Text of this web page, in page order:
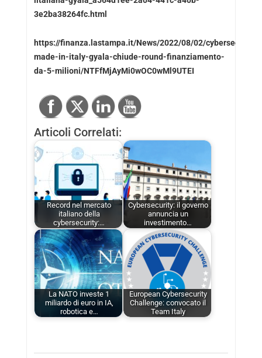
3e2ba38264fc.html
https://finanza.lastampa.it/News/2022/08/02/cybersecurity-
made-in-italy-gyala-chiude-round-finanziamento-
da-5-milioni/NTFfMjAyMi0wOC0wMl9UTEI
Articoli Correlati:
Record nel mercato
italiano della
cybersecurity:…
Cybersecurity: il governo
annuncia un
investimento…
La NATO investe 1
miliardo di euro in IA,
robotica e…
European Cybersecurity
Challenge: convocato il
Team Italy